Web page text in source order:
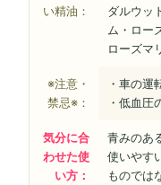
い精油：
ダルウッ
ム・ロー
ローズ
※注意・
禁忌※：
・車の運
・低血圧
気分に合
わせた使
い方：
青みのあ
使いやす
ものでは